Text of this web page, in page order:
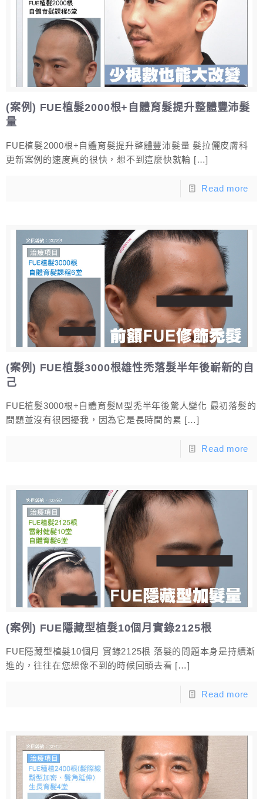
(案例) FUE植髮2000根+自體育髮提升整體豐沛髮
量
FUE植髮2000根+自體育髮提升整體豐沛髮量 髮拉儷皮膚科
更新案例的速度真的很快，想不到這麼快就輪 […]
Read more
(案例) FUE植髮3000根雄性禿落髮半年後嶄新的自
己
FUE植髮3000根+自體育髮M型禿半年後驚人變化 最初落髮的
問題並沒有很困擾我，因為它是長時間的累 […]
Read more
(案例) FUE隱藏型植髮10個月實錄2125根
FUE隱藏型植髮10個月 實錄2125根 落髮的問題本身是持續漸
進的，往往在您想像不到的時候回頭去看 […]
Read more